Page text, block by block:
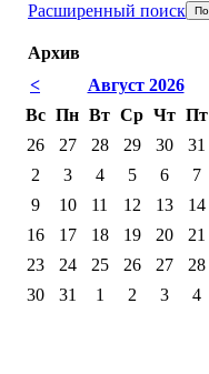
Расширенный поиск
Архив
<
Август 2026
Вс Пн Вт Ср Чт Пт
26
27 28 29 30 31
2
3 4 5 6 7
9
10 11 12 13 14
16
17 18 19 20 21
23
24 25 26 27 28
30
31 1 2 3 4